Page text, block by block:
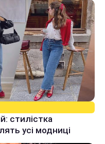
стилістка
усі модниці